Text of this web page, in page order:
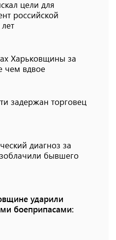
цели для
российской
Харьковщины за
чем вдвое
задержан торговец
диагноз за
бывшего
ударили
боеприпасами: